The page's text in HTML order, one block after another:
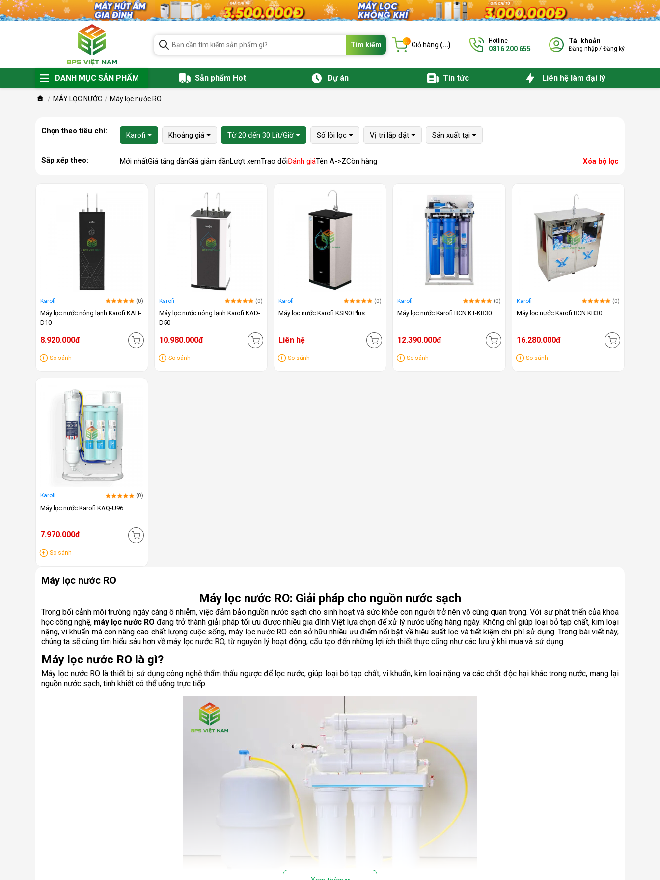
Tìm kiếm ... Giỏ hàng (...) Hotline
0816 200 655
Tài khoản
Đăng nhập / Đăng ký
DANH MỤC SẢN PHẨM Sản phẩm Hot Dự án Tin tức Liên hệ làm đại lý
MÁY LỌC NƯỚC Máy lọc nước RO
Chọn theo tiêu chí: Karofi Khoảng giá Từ 20 đến 30 Lít/Giờ Số lõi lọc Vị trí lắp đặt Sản xuất tại
Sắp xếp theo: Mới nhấtGiá tăng dầnGiá giảm dầnLượt xemTrao đổiĐánh giáTên A->ZCòn hàng Xóa bộ lọc
Karofi (0)
Máy lọc nước nóng lạnh Karofi KAH-
D10
8.920.000đ
So sánh
Karofi (0)
Máy lọc nước nóng lạnh Karofi KAD-
D50
10.980.000đ
So sánh
Karofi (0)
Máy lọc nước Karofi KSI90 Plus
Liên hệ
So sánh
Karofi (0)
Máy lọc nước Karofi BCN KT-KB30
12.390.000đ
So sánh
Karofi (0)
Máy lọc nước Karofi BCN KB30
16.280.000đ
So sánh
Karofi (0)
Máy lọc nước Karofi KAQ-U96
7.970.000đ
So sánh
Máy lọc nước RO
Máy lọc nước RO: Giải pháp cho nguồn nước sạch
Trong bối cảnh môi trường ngày càng ô nhiễm, việc đảm bảo nguồn nước sạch cho sinh hoạt và sức khỏe con người trở nên vô cùng quan trọng. Với sự phát triển của khoa
học công nghệ, máy lọc nước RO đang trở thành giải pháp tối ưu được nhiều gia đình Việt lựa chọn để xử lý nước uống hàng ngày. Không chỉ giúp loại bỏ tạp chất, kim loại
nặng, vi khuẩn mà còn nâng cao chất lượng cuộc sống, máy lọc nước RO còn sở hữu nhiều ưu điểm nổi bật về hiệu suất lọc và tiết kiệm chi phí sử dụng. Trong bài viết này,
chúng ta sẽ cùng tìm hiểu sâu hơn về máy lọc nước RO, từ nguyên lý hoạt động, cấu tạo đến những lợi ích thiết thực cũng như các lưu ý khi mua và sử dụng.
Máy lọc nước RO là gì?
Máy lọc nước RO là thiết bị sử dụng công nghệ thẩm thấu ngược để lọc nước, giúp loại bỏ tạp chất, vi khuẩn, kim loại nặng và các chất độc hại khác trong nước, mang lại
nguồn nước sạch, tinh khiết có thể uống trực tiếp.